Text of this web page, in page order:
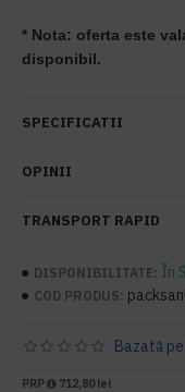
* Nota: oferta este
disponibil.
SPECIFICATII
OPINII
TRANSPORT RAPID
DISPONIBILITATE: În
COD PRODUS:
Bazată
PRP 712,80 lei